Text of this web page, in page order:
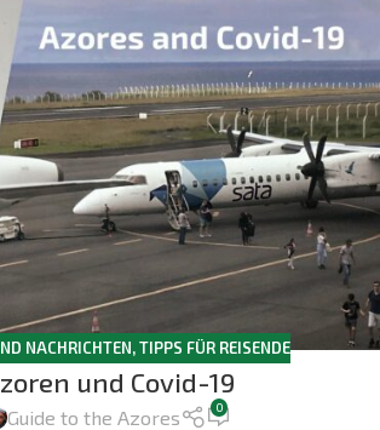
NACHRICHTEN,TIPPS FÜR REISENDE
und Covid-19
Guide to the Azores 0